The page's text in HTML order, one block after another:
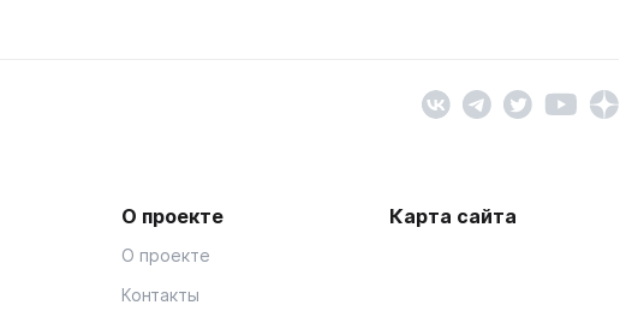
О проекте
О проекте
Контакты
Карта сайта